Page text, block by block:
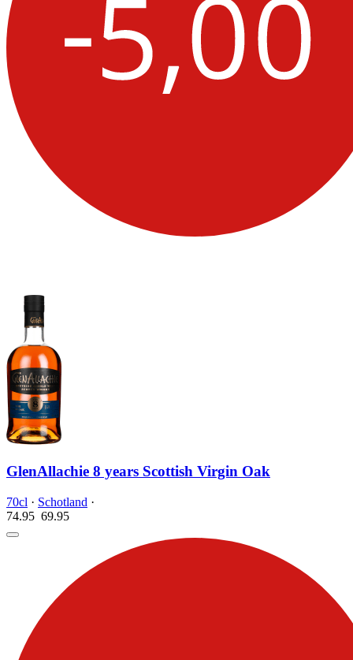
GlenAllachie 8 years Scottish Virgin Oak
70cl · Schotland ·
74.95 69.95